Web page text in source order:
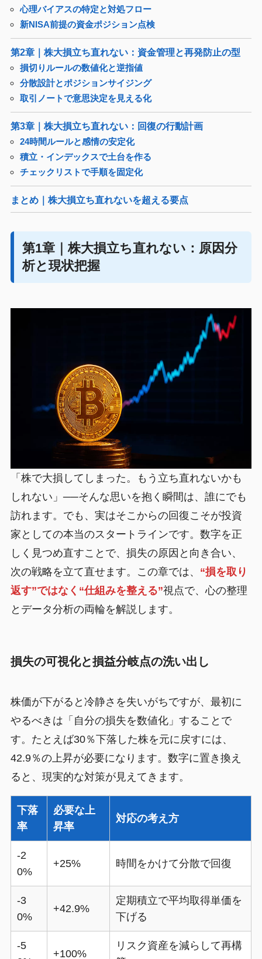
心理バイアスの特定と対処フロー
新NISA前提の資金ポジション点検
第2章｜株大損立ち直れない：資金管理と再発防止の型
損切りルールの数値化と逆指値
分散設計とポジションサイジング
取引ノートで意思決定を見える化
第3章｜株大損立ち直れない：回復の行動計画
24時間ルールと感情の安定化
積立・インデックスで土台を作る
チェックリストで手順を固定化
まとめ｜株大損立ち直れないを超える要点
第1章｜株大損立ち直れない：原因分
析と現状把握
「株で大損してしまった。もう立ち直れないかも
しれない」──そんな思いを抱く瞬間は、誰にでも
訪れます。でも、実はそこからの回復こそが投資
家としての本当のスタートラインです。数字を正
しく見つめ直すことで、損失の原因と向き合い、
次の戦略を立て直せます。この章では、 “損を取り
返す”ではなく“仕組みを整える”視点で、心の整理
とデータ分析の両輪を解説します。
損失の可視化と損益分岐点の洗い出し
株価が下がると冷静さを失いがちですが、最初に
やるべきは「自分の損失を数値化」することで
す。たとえば30％下落した株を元に戻すには、
42.9％の上昇が必要になります。数字に置き換え
ると、現実的な対策が見えてきます。
下落
率
必要な上
昇率
対応の考え方
-2
0%
+25% 時間をかけて分散で回復
-3
0%
+42.9%
定期積立で平均取得単価を
下げる
-5
+100%
リスク資産を減らして再構